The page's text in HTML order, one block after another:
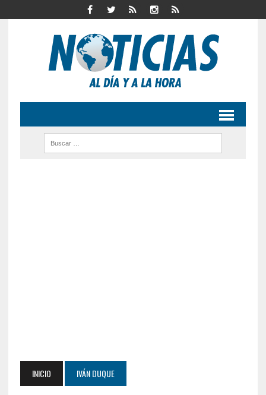
INICIO IVÁN DUQUE